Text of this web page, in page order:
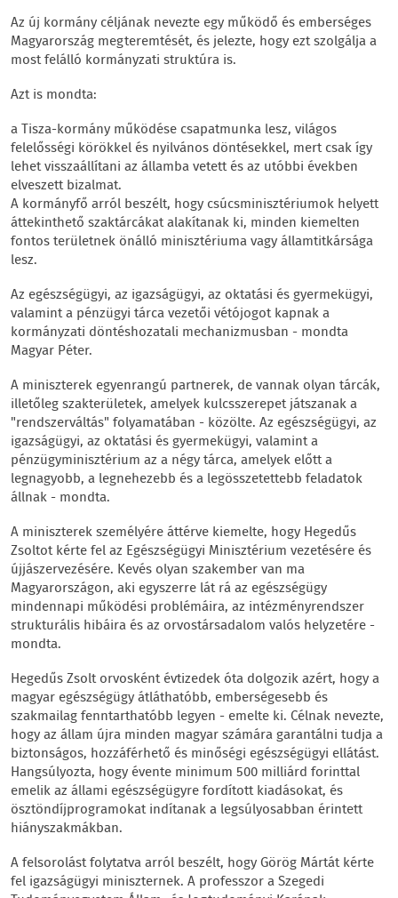
Az új kormány céljának nevezte egy működő és emberséges
Magyarország megteremtését, és jelezte, hogy ezt szolgálja a
most felálló kormányzati struktúra is.
Azt is mondta:
a Tisza-kormány működése csapatmunka lesz, világos
felelősségi körökkel és nyilvános döntésekkel, mert csak így
lehet visszaállítani az államba vetett és az utóbbi években
elveszett bizalmat.
A kormányfő arról beszélt, hogy csúcsminisztériumok helyett
áttekinthető szaktárcákat alakítanak ki, minden kiemelten
fontos területnek önálló minisztériuma vagy államtitkársága
lesz.
Az egészségügyi, az igazságügyi, az oktatási és gyermekügyi,
valamint a pénzügyi tárca vezetői vétójogot kapnak a
kormányzati döntéshozatali mechanizmusban - mondta
Magyar Péter.
A miniszterek egyenrangú partnerek, de vannak olyan tárcák,
illetőleg szakterületek, amelyek kulcsszerepet játszanak a
"rendszerváltás" folyamatában - közölte. Az egészségügyi, az
igazságügyi, az oktatási és gyermekügyi, valamint a
pénzügyminisztérium az a négy tárca, amelyek előtt a
legnagyobb, a legnehezebb és a legösszetettebb feladatok
állnak - mondta.
A miniszterek személyére áttérve kiemelte, hogy Hegedűs
Zsoltot kérte fel az Egészségügyi Minisztérium vezetésére és
újjászervezésére. Kevés olyan szakember van ma
Magyarországon, aki egyszerre lát rá az egészségügy
mindennapi működési problémáira, az intézményrendszer
strukturális hibáira és az orvostársadalom valós helyzetére -
mondta.
Hegedűs Zsolt orvosként évtizedek óta dolgozik azért, hogy a
magyar egészségügy átláthatóbb, emberségesebb és
szakmailag fenntarthatóbb legyen - emelte ki. Célnak nevezte,
hogy az állam újra minden magyar számára garantálni tudja a
biztonságos, hozzáférhető és minőségi egészségügyi ellátást.
Hangsúlyozta, hogy évente minimum 500 milliárd forinttal
emelik az állami egészségügyre fordított kiadásokat, és
ösztöndíjprogramokat indítanak a legsúlyosabban érintett
hiányszakmákban.
A felsorolást folytatva arról beszélt, hogy Görög Mártát kérte
fel igazságügyi miniszternek. A professzor a Szegedi